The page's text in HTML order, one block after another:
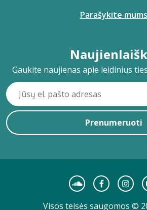
Parašykite mums
Gaukite naujienas apie leidinius
Prenumeruoti
Visos teisės saugomos ©